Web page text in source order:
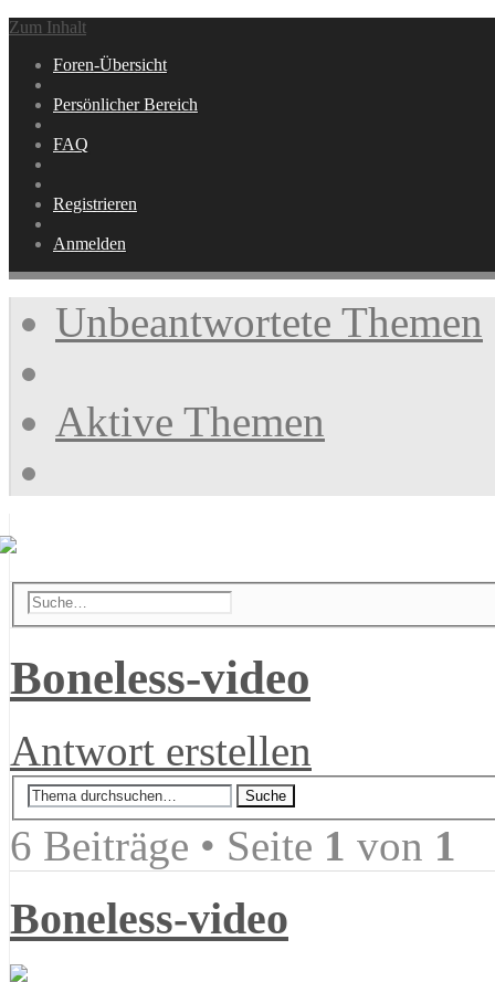
Zum Inhalt
Foren-Übersicht
Persönlicher Bereich
FAQ
Registrieren
Anmelden
Unbeantwortete Themen
Aktive Themen
Boneless-video
Antwort erstellen
6 Beiträge • Seite 1 von 1
Boneless-video